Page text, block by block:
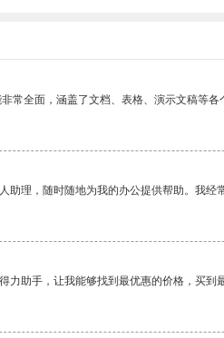
常全面，涵盖了文档、表格、演示文稿等
助理，随时随地为我的办公提供帮助。我经
力助手，让我能够找到最优惠的价格，买到